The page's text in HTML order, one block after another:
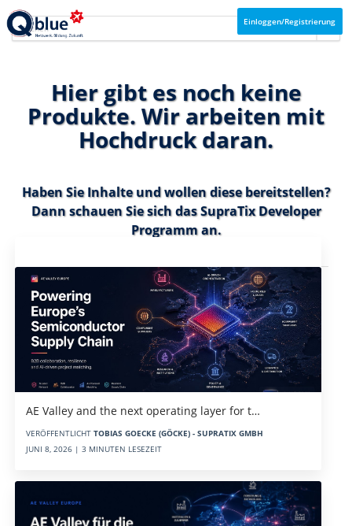
Einloggen/Registrierung
Hier gibt es noch keine
Produkte. Wir arbeiten mit
Hochdruck daran.
Haben Sie Inhalte und wollen diese bereitstellen?
Dann schauen Sie sich dasSupraTix Developer
Programman.
AE Valley and the next operating layer for t…
VERÖFFENTLICHT TOBIAS GOECKE (GÖCKE) - SUPRATIX GMBH
JUNI 8, 2026 | 3 MINUTEN LESEZEIT